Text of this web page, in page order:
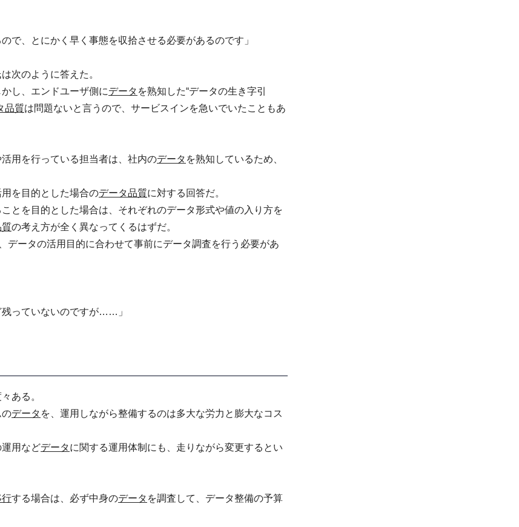
で、とにかく早く事態を収拾させる必要があるのです」
次のように答えた。
し、エンドユーザ側にデータ を熟知した“データの生き字引
品質は問題ないと言うので、サービスインを急いでいたこともあ
用を行っている担当者は、社内のデータ を熟知しているため、
を目的とした場合のデータ品質に対する回答だ。
とを目的とした場合は、それぞれのデータ形式や値の入り方を
質の考え方が全く異なってくるはずだ。
データの活用目的に合わせて事前にデータ調査を行う必要があ
残っていないのですが……」
ある。
のデータ を、運用しながら整備するのは多大な労力と膨大なコス
用などデータに関する運用体制にも、走りながら変更するとい
行する場合は、必ず中身のデータ を調査して、データ整備の予算